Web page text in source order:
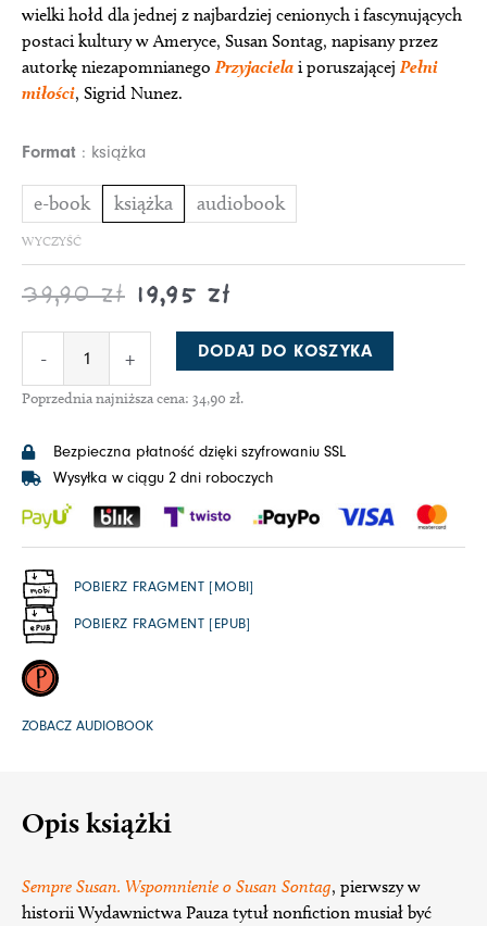
wielki hołd dla jednej z najbardziej cenionych i fascynujących
postaci kultury w Ameryce, Susan Sontag, napisany przez
autorkę niezapomnianego Przyjaciela i poruszającej Pełni
miłości, Sigrid Nunez.
Format książka
e-book książka audiobook
WYCZYŚĆ
39,90zł 19,95 zł
-
Susan.
Wspomnienie
o
Susan
Sontag
+ DODAJ DO KOSZYKA
Poprzednia najniższa cena: 34,90 zł.
Bezpieczna płatność dzięki szyfrowaniu SSL
Wysyłka w ciągu 2 dni roboczych
POBIERZ FRAGMENT [MOBI]
POBIERZ FRAGMENT [EPUB]
ZOBACZ AUDIOBOOK
Opis książki
Sempre Susan. Wspomnienie o Susan Sontag, pierwszy w
historii Wydawnictwa Pauza tytuł nonfiction musiał być